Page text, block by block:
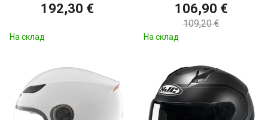
192,30 €
На склад
106,90 €
109,20 €
На склад